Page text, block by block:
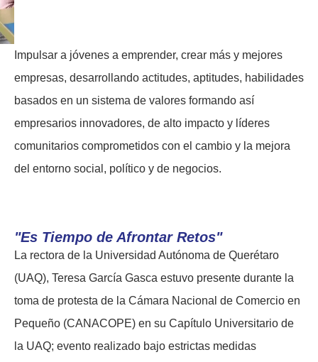
Impulsar a jóvenes a emprender, crear más y mejores
empresas, desarrollando actitudes, aptitudes, habilidades
basados en un sistema de valores formando así
empresarios innovadores, de alto impacto y líderes
comunitarios comprometidos con el cambio y la mejora
del entorno social, político y de negocios.
"Es Tiempo de Afrontar Retos"
La rectora de la Universidad Autónoma de Querétaro
(UAQ), Teresa García Gasca estuvo presente durante la
toma de protesta de la Cámara Nacional de Comercio en
Pequeño (CANACOPE) en su Capítulo Universitario de
la UAQ; evento realizado bajo estrictas medidas